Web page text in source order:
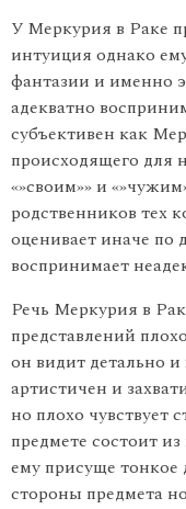
У Меркурия в Раке
интуиция однако
фантазии и именно
адекватно
субъективен как
происходящего для
«»своим»» и
родственников тех
оценива­ет иначе по
воспринимает
Речь Меркурия в
представ­лений
он видит детально
артистичен и
но плохо чувствует
предмете состоит
ему присуще тонкое
стороны предмета